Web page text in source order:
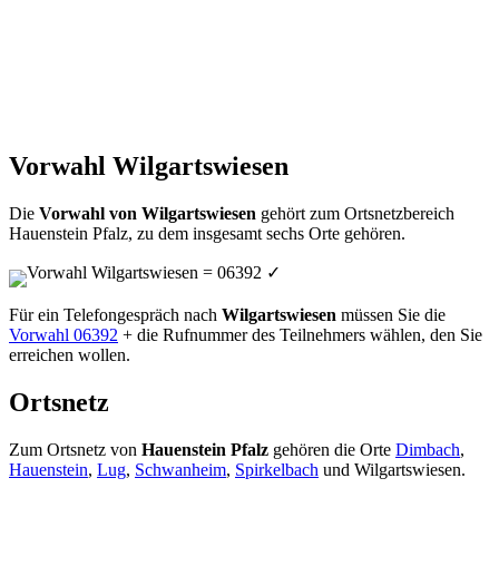
Vorwahl Wilgartswiesen
Die Vorwahl von Wilgartswiesen gehört zum Ortsnetzbereich
Hauenstein Pfalz, zu dem insgesamt sechs Orte gehören.
Vorwahl Wilgartswiesen = 06392 ✓
Für ein Telefongespräch nach Wilgartswiesen müssen Sie die
Vorwahl 06392 + die Rufnummer des Teilnehmers wählen, den Sie
erreichen wollen.
Ortsnetz
Zum Ortsnetz von Hauenstein Pfalz gehören die Orte Dimbach,
Hauenstein, Lug, Schwanheim, Spirkelbach und Wilgartswiesen.